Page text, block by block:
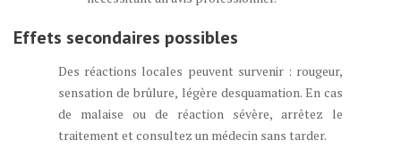
Effets secondaires possibles
Des réactions locales peuvent survenir : rougeur,
sensation de brûlure, légère desquamation. En cas
de malaise ou de réaction sévère, arrêtez le
traitement et consultez un médecin sans tarder.